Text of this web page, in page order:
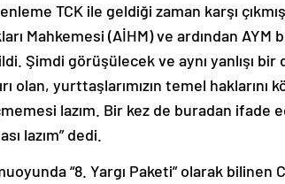
TCK ile geldiği zaman karşı
Mahkemesi (AİHM) ve ardından
Şimdi görüşülecek ve aynı yanlışı
olan, yurttaşlarımızın temel
lazım. Bir kez de buradan ifade
lazım” dedi.
“8. Yargı Paketi” olarak bilinen